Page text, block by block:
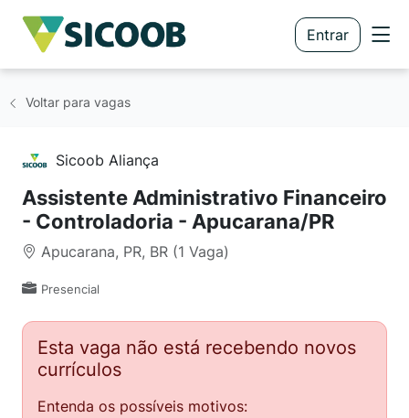
Entrar
Voltar para vagas
Sicoob Aliança
Assistente Administrativo Financeiro
- Controladoria - Apucarana/PR
Apucarana, PR, BR (1 Vaga)
Presencial
Esta vaga não está recebendo novos
currículos
Entenda os possíveis motivos: